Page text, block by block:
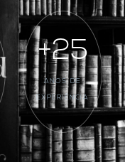
+25
ANOS DE
EXPERIÊNCIA